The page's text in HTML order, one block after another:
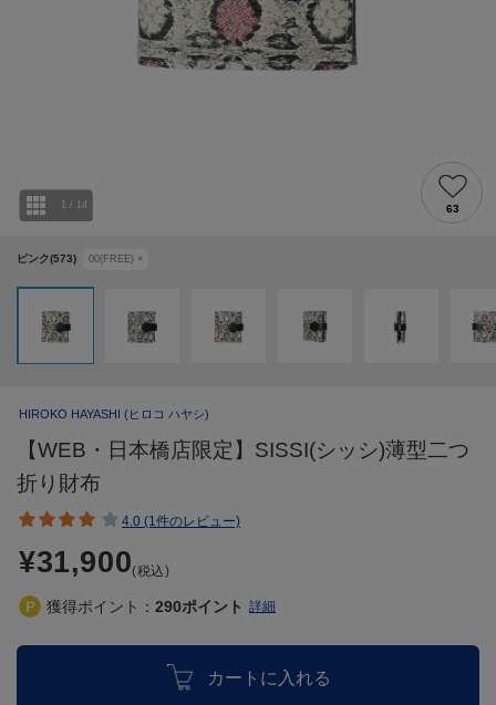
ピンク(573) 00(FREE) ×
1 / 14 63
HIROKO HAYASHI (ヒロコ ハヤシ)
【WEB・日本橋店限定】SISSI(シッシ)薄型二つ
折り財布
4.0 (1件のレビュー)
¥31,900(税込)
獲得ポイント： 290ポイント 詳細
カートに入れる